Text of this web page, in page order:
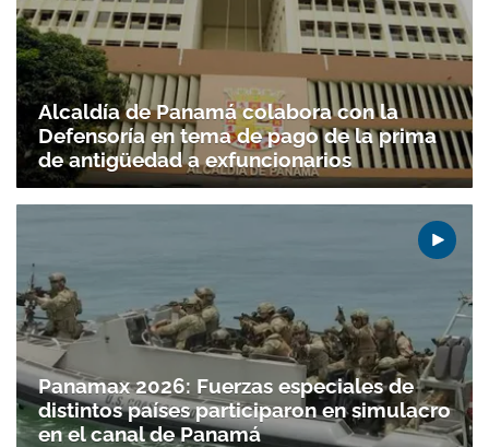
Alcaldía de Panamá colabora con la
Defensoría en tema de pago de la prima
de antigüedad a exfuncionarios
Panamax 2026: Fuerzas especiales de
distintos países participaron en simulacro
en el canal de Panamá